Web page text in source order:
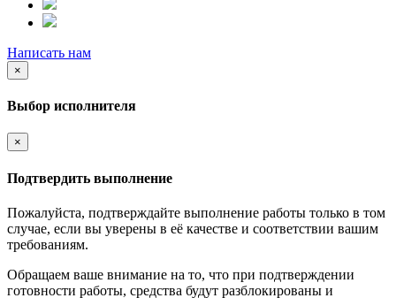
Написать нам
×
Выбор исполнителя
×
Подтвердить выполнение
Пожалуйста, подтверждайте выполнение работы только в том
случае, если вы уверены в её качестве и соответствии вашим
требованиям.
Обращаем ваше внимание на то, что при подтверждении
готовности работы, средства будут разблокированы и